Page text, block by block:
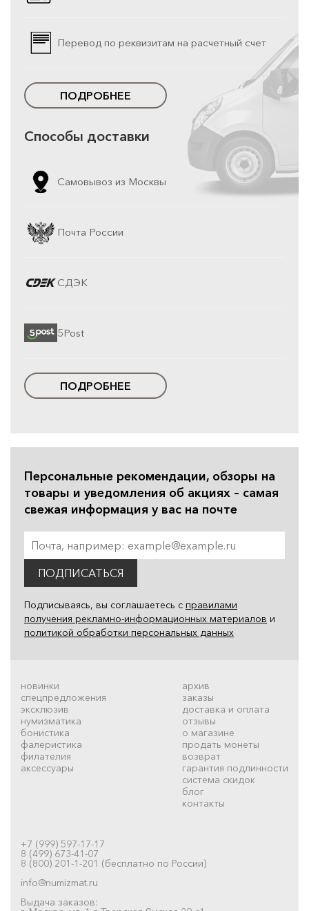
Перевод по реквизитам на расчетный счет
ПОДРОБНЕЕ
Способы доставки
Самовывоз из Москвы
Почта России
СДЭК
5Post
ПОДРОБНЕЕ
Персональные рекомендации, обзоры на
товары и уведомления об акциях – самая
свежая информация у вас на почте
ПОДПИСАТЬСЯ
Подписываясь, вы соглашаетесь с правилами
получения рекламно-информационных материалов и
политикой обработки персональных данных
новинки
спецпредложения
эксклюзив
нумизматика
бонистика
фалеристика
филателия
аксессуары
архив
заказы
доставка и оплата
отзывы
о магазине
продать монеты
возврат
гарантия подлинности
система скидок
блог
контакты
+7 (999) 597-17-17
8 (499) 673-41-07
8 (800) 201-1-201 (бесплатно по России)
info@numizmat.ru
Выдача заказов: